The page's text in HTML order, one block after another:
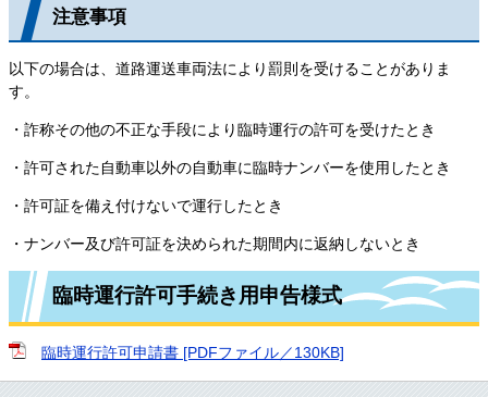
注意事項
以下の場合は、道路運送車両法により罰則を受けることがありま
す。
・詐称その他の不正な手段により臨時運行の許可を受けたとき
・許可された自動車以外の自動車に臨時ナンバーを使用したとき
・許可証を備え付けないで運行したとき
・ナンバー及び許可証を決められた期間内に返納しないとき
臨時運行許可手続き用申告様式
臨時運行許可申請書 [PDFファイル／130KB]